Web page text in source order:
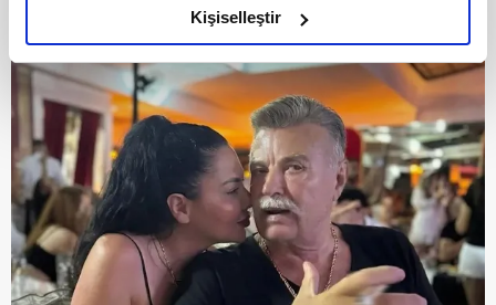
olduğunu ve sizlere en iyi içerikleri sunabilmek adına
elimizden gelen çabayı gösterdiğimizi ve bu noktada,
reklamların maliyetlerimizi karşılamak noktasında tek gelir
kalemimiz olduğunu sizlere hatırlatmak isteriz.
Her halükârda, kullanıcılar, bu çerezlere izin vermedikleri
takdirde, kullanıcılara hedefli reklamlar
gösterilmeyecektir."
Sizlere daha iyi bir hizmet sunabilmek için İnternet
Sitemizde kendimize ve üçüncü kişilere ait çerezler
Kişiselleştir